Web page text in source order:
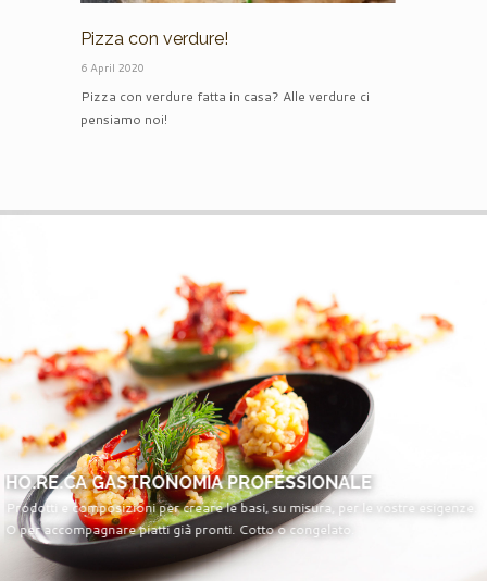
Pizza con verdure!
6 April 2020
Pizza con verdure fatta in casa? Alle verdure ci
pensiamo noi!
HO.RE.CA GASTRONOMIA PROFESSIONALE
Prodotti e composizioni per creare le basi, su misura, per le vostre esigenze.
O per accompagnare piatti già pronti. Cotto o congelato.